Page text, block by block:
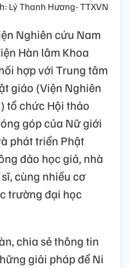
Lý Thanh Hương- TTXVN
Nghiên cứu Nam
Hàn lâm Khoa
hợp với Trung tâm
giáo (Viện Nghiên
tổ chức Hội thảo
góp của Nữ giới
phát triển Phật
đảo học giả, nhà
cùng nhiều cơ
trường đại học
chia sẻ thông tin
giải pháp để Ni